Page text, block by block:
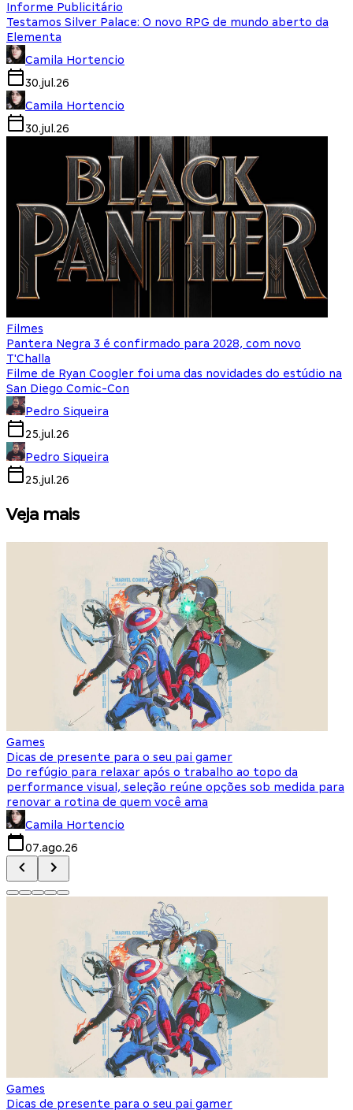
Informe Publicitário
Testamos Silver Palace: O novo RPG de mundo aberto da
Elementa
Camila Hortencio
30.jul.26
Camila Hortencio
30.jul.26
Filmes
Pantera Negra 3 é confirmado para 2028, com novo
T'Challa
Filme de Ryan Coogler foi uma das novidades do estúdio na
San Diego Comic-Con
Pedro Siqueira
25.jul.26
Pedro Siqueira
25.jul.26
Veja mais
Games
Dicas de presente para o seu pai gamer
Do refúgio para relaxar após o trabalho ao topo da
performance visual, seleção reúne opções sob medida para
renovar a rotina de quem você ama
Camila Hortencio
07.ago.26
Games
Dicas de presente para o seu pai gamer